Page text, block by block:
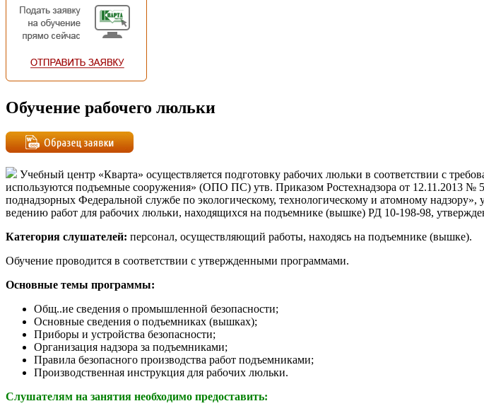
Обучение рабочего люльки
Учебный центр «Кварта» осуществляется подготовку рабочих люльки в соответствии с
используются подъемные сооружения» (ОПО ПС) утв. Приказом Ростехнадзора от 12.11.2013 №
поднадзорных Федеральной службе по экологическому, технологическому и атомному
ведению работ для рабочих люльки, находящихся на подъемнике (вышке) РД 10-198-98,
Категория слушателей: персонал, осуществляющий работы, находясь на подъемнике (вышке).
Обучение проводится в соответствии с утвержденными программами.
Основные темы программы:
Общ..ие сведения о промышленной безопасности;
Основные сведения о подъемниках (вышках);
Приборы и устройства безопасности;
Организация надзора за подъемниками;
Правила безопасного производства работ подъемниками;
Производственная инструкция для рабочих люльки.
Слушателям на занятия необходимо предоставить: